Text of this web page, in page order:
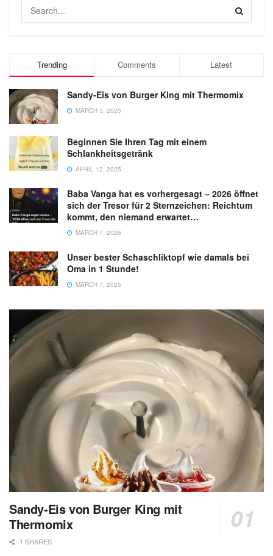
Trending Comments Latest
Sandy-Eis von Burger King mit Thermomix
MARCH 5, 2025
Beginnen Sie Ihren Tag mit einem
Schlankheitsgetränk
APRIL 12, 2025
Baba Vanga hat es vorhergesagt – 2026 öffnet
sich der Tresor für 2 Sternzeichen: Reichtum
kommt, den niemand erwartet…
MARCH 7, 2026
Unser bester Schaschliktopf wie damals bei
Oma in 1 Stunde!
MARCH 7, 2025
Sandy-Eis von Burger King mit
Thermomix
1 SHARES